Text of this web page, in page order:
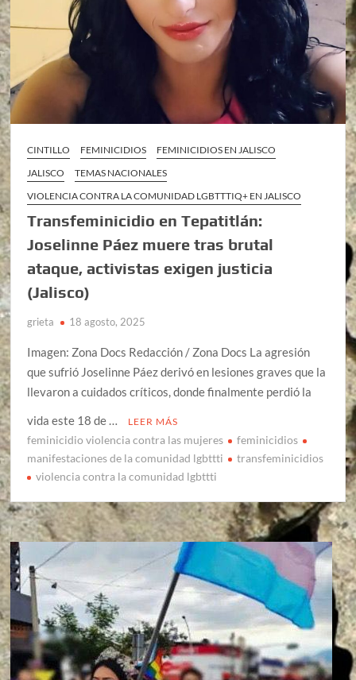
CINTILLO FEMINICIDIOS
FEMINICIDIOS EN JALISCO
JALISCO
TEMAS NACIONALES
VIOLENCIA CONTRA LA COMUNIDAD LGBTTTIQ+ EN JALISCO
Transfeminicidio en Tepatitlán:
Joselinne Páez muere tras brutal
ataque, activistas exigen justicia
(Jalisco)
grieta 18 agosto, 2025
Imagen: Zona Docs Redacción / Zona Docs La agresión
que sufrió Joselinne Páez derivó en lesiones graves que la
llevaron a cuidados críticos, donde finalmente perdió la
vida este 18 de …
LEER MÁS
feminicidio violencia contra las mujeres
feminicidios
manifestaciones de la comunidad lgbttti
transfeminicidios
violencia contra la comunidad lgbttti